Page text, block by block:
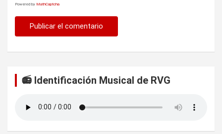
Powered by MathCaptcha
📻 Identificación Musical de RVG